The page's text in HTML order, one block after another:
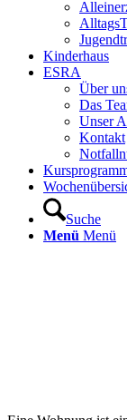
Kinderhaus
ESRA
Über
Das
Unser
Kontakt
Suche
Menü Menü